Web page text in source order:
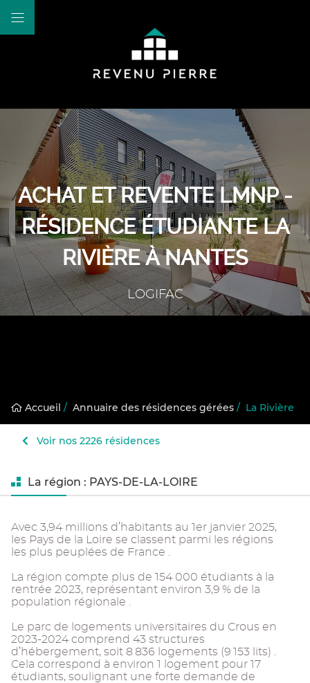
ACHAT ET REVENTE LMNP -
RÉSIDENCE ÉTUDIANTE LA
RIVIÈRE À NANTES
LOGIFAC
Accueil / Annuaire des résidences gérées / La Rivière
Voir nos 2226 résidences
La région : PAYS-DE-LA-LOIRE
Avec 3,94 millions d’habitants au 1er janvier 2025,
les Pays de la Loire se classent parmi les régions
les plus peuplées de France .
La région compte plus de 154 000 étudiants à la
rentrée 2023, représentant environ 3,9 % de la
population régionale .
Le parc de logements universitaires du Crous en
2023-2024 comprend 43 structures
d’hébergement, soit 8 836 logements (9 153 lits) .
Cela correspond à environ 1 logement pour 17
étudiants, soulignant une forte demande de